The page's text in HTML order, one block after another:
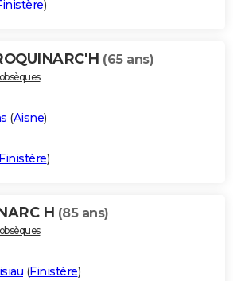
)
(65 ans)
(Aisne)
)
H (85 ans)
(Finistère)